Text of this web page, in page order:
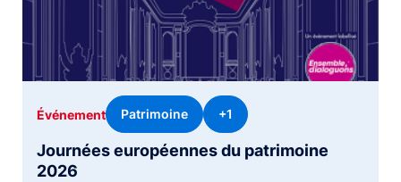
Journées européennes du patrimoine
2026
Événement Patrimoine +1